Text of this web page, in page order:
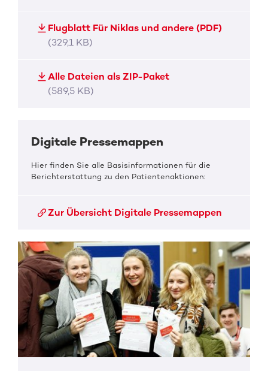
Flugblatt Für Niklas und andere (PDF)
(329,1 KB)
Alle Dateien als ZIP-Paket
(589,5 KB)
Digitale Pressemappen
Hier finden Sie alle Basisinformationen für die
Berichterstattung zu den Patientenaktionen:
Zur Übersicht Digitale Pressemappen